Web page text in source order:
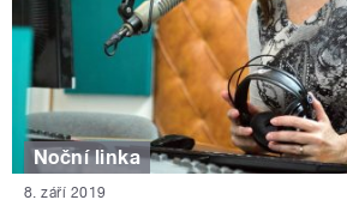
Noční linka
8. září 2019